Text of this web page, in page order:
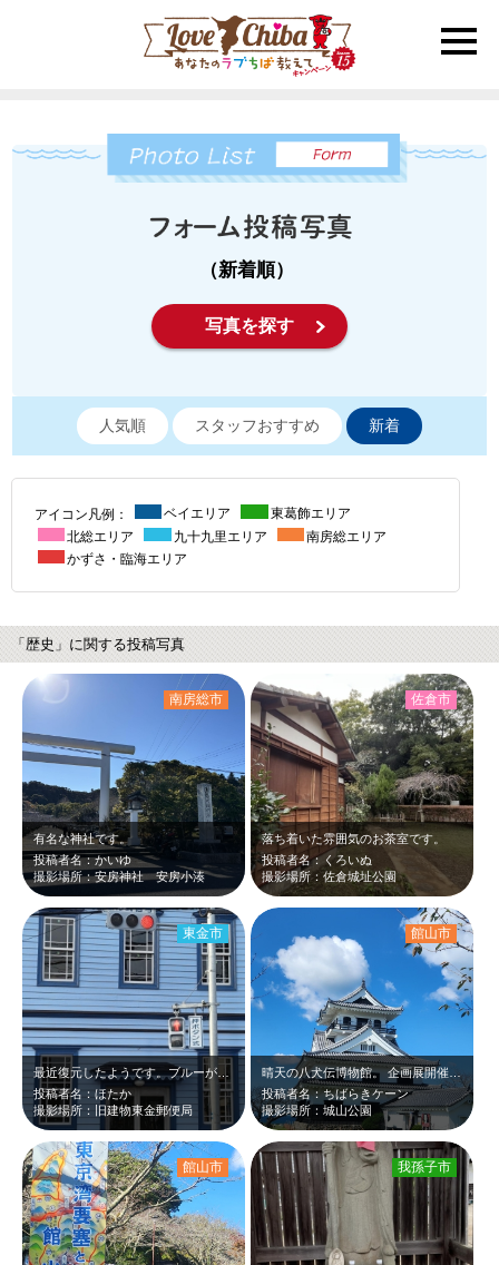
toggle
（新着順）
写真を探す
人気順 スタッフおすすめ 新着
アイコン凡例： ベイエリア
東葛飾エリア
北総エリア
九十九里エリア
南房総エリア
かずさ・臨海エリア
「歴史」に関する投稿写真
有名な神社です。
投稿者名：かいゆ
撮影場所：安房神社 安房小湊
南房総市
落ち着いた雰囲気のお茶室です。
投稿者名：くろいぬ
撮影場所：佐倉城址公園
佐倉市
最近復元したようです。ブルーがかわいい！近くの文化財カフェもおすすめです。
投稿者名：ほたか
撮影場所：旧建物東金郵便局
東金市
晴天の八犬伝博物館。 企画展開催。 平日、風強い、人少なし。
投稿者名：ちばらきケーン
撮影場所：城山公園
館山市
館山市 我孫子市